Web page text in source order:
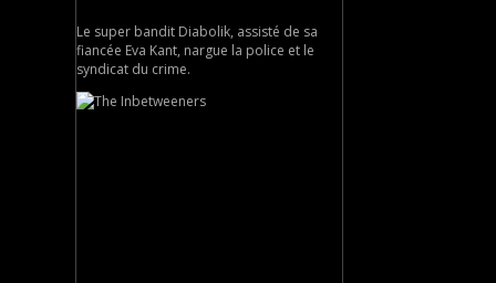
Le super bandit Diabolik, assisté de sa
fiancée Eva Kant, nargue la police et le
syndicat du crime.